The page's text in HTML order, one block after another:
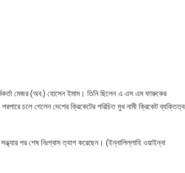
মেজর (অব.) হোসেন ইমাম। তিনি ছিলেন এ এস এম ফারুকের
চলে গেলেন দেশের ক্রিকেটের পরিচিত মুখ নামী ক্রিকেট ব্যক্তিত্ব
পর শেষ নিঃশ্বাস ত্যাগ করেছেন। (ইন্নালিল্লাহি ওয়াইন্না